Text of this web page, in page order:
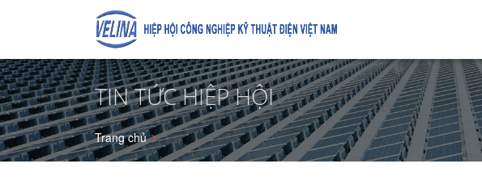
TIN TỨC HIỆP HỘI
Trang chủ